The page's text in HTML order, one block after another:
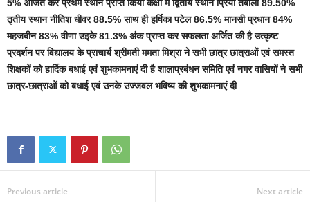
5% अर्जित कर प्रथम स्थान प्राप्त किया कक्षा में द्वितीय स्थान प्रिया तंबोली 89.50%
तृतीय स्थान नीतिश धीवर 88.5% साथ ही हर्षिका पटेल 86.5% मानसी प्रधान 84%
महजबीन 83% वीणा उइके 81.3% अंक प्राप्त कर सफलता अर्जित की है उत्कृष्ट
प्रदर्शन पर विद्यालय के प्राचार्य श्रीमती ममता मिश्रा ने सभी छात्र छात्राओं एवं समस्त
शिक्षकों को हार्दिक बधाई एवं शुभकामनाएं दी है शालाप्रबंधन समिति एवं नगर वासियों ने सभी
छात्र-छात्राओं को बधाई एवं उनके उज्जवल भविष्य की शुभकामनाएं दी
Previous article Next article